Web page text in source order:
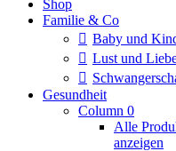
Shop
Familie & Co
Baby und
Lust und
Gesundheit
Column 0
Alle
anzeigen